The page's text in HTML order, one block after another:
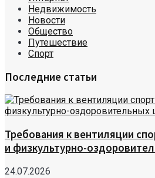
Недвижимость
Новости
Общество
Путешествие
Спорт
Последние статьи
Требования к вентиляции
и физкультурно-
24.07.2026